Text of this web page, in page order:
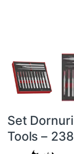
Set
Tools –